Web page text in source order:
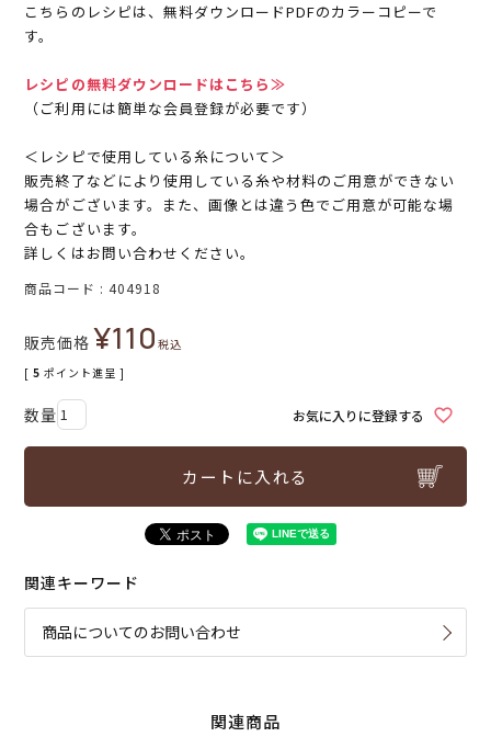
こちらのレシピは、無料ダウンロードPDFのカラーコピーで
す。
レシピの無料ダウンロードはこちら≫
（ご利用には簡単な会員登録が必要です）
＜レシピで使用している糸について＞
販売終了などにより使用している糸や材料のご用意ができない
場合がございます。また、画像とは違う色でご用意が可能な場
合もございます。
詳しくはお問い合わせください。
商品コード 404918
販売価格 ¥110税込
[ 5 ポイント進呈 ]
お気に入りに登録する
カートに入れる
関連キーワード
商品についてのお問い合わせ
関連商品